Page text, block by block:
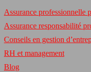
Assurance professionnelle
Assurance responsabilité
Conseils en gestion
RH et management
Blog